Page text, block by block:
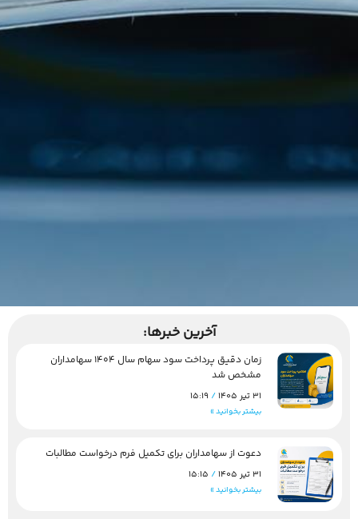
آخرین خبرها:
زمان دقیق پرداخت سود سهام سال 1404 سهامداران
مشخص شد
31 تیر 1405
بیشتر بخوانید »
دعوت از سهامداران برای تکمیل فرم درخواست مطالبات
31 تیر 1405
بیشتر بخوانید »